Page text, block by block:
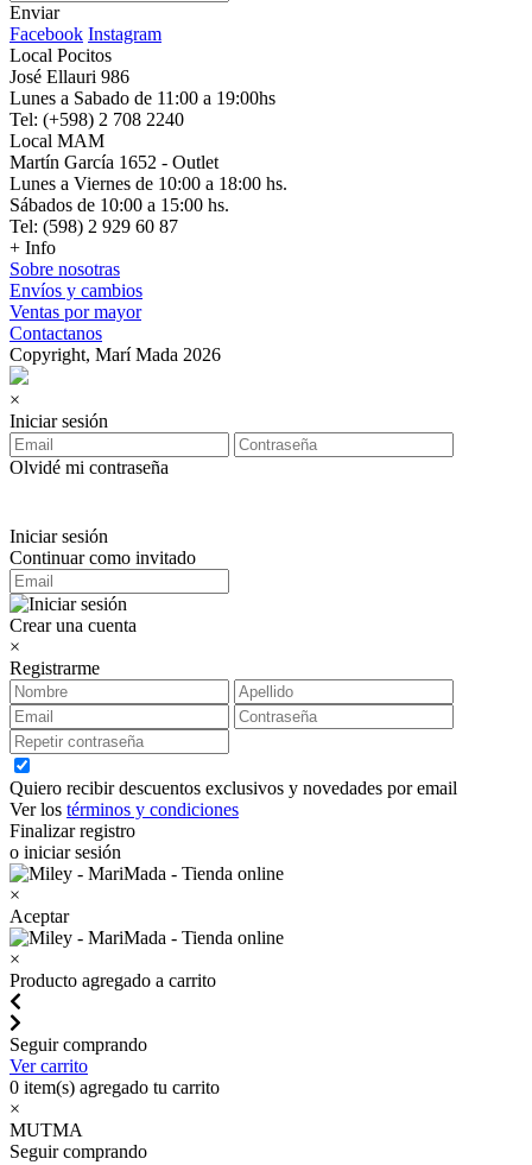
Enviar
Facebook Instagram
Local Pocitos
José Ellauri 986
Lunes a Sabado de 11:00 a 19:00hs
Tel: (+598) 2 708 2240
Local MAM
Martín García 1652 - Outlet
Lunes a Viernes de 10:00 a 18:00 hs.
Sábados de 10:00 a 15:00 hs.
Tel: (598) 2 929 60 87
+ Info
Sobre nosotras
Envíos y cambios
Ventas por mayor
Contactanos
Copyright, Marí Mada 2026
×
Iniciar sesión
Olvidé mi contraseña
Iniciar sesión
Continuar como invitado
Crear una cuenta
×
Registrarme
Quiero recibir descuentos exclusivos y novedades por email
Ver los términos y condiciones
Finalizar registro
o iniciar sesión
×
Aceptar
×
Producto agregado a carrito
Seguir comprando
Ver carrito
0 item(s) agregado tu carrito
×
MUTMA
Seguir comprando